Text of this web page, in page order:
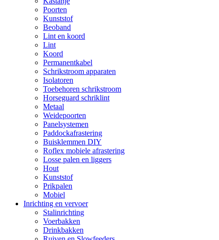
Poorten
Kunststof
Beoband
Lint en koord
Lint
Koord
Permanentkabel
Schrikstroom apparaten
Isolatoren
Toebehoren schrikstroom
Horseguard schriklint
Metaal
Weidepoorten
Panelsystemen
Paddockafrastering
Buisklemmen DIY
Roflex mobiele afrastering
Losse palen en liggers
Hout
Kunststof
Prikpalen
Mobiel
Inrichting en vervoer
Stalinrichting
Voerbakken
Drinkbakken